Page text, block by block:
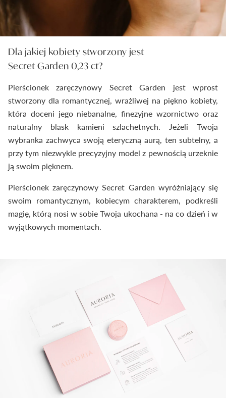
Dla jakiej kobiety stworzony jest
Secret Garden 0,23 ct?
Pierścionek zaręczynowy Secret Garden jest wprost
stworzony dla romantycznej, wrażliwej na piękno kobiety,
która doceni jego niebanalne, finezyjne wzornictwo oraz
naturalny blask kamieni szlachetnych. Jeżeli Twoja
wybranka zachwyca swoją eteryczną aurą, ten subtelny, a
przy tym niezwykle precyzyjny model z pewnością urzeknie
ją swoim pięknem.
Pierścionek zaręczynowy Secret Garden wyróżniający się
swoim romantycznym, kobiecym charakterem, podkreśli
magię, którą nosi w sobie Twoja ukochana - na co dzień i w
wyjątkowych momentach.